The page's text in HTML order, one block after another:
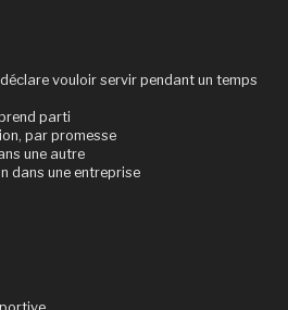
vouloir servir pendant un temps
parti
par promesse
une autre
dans une entreprise